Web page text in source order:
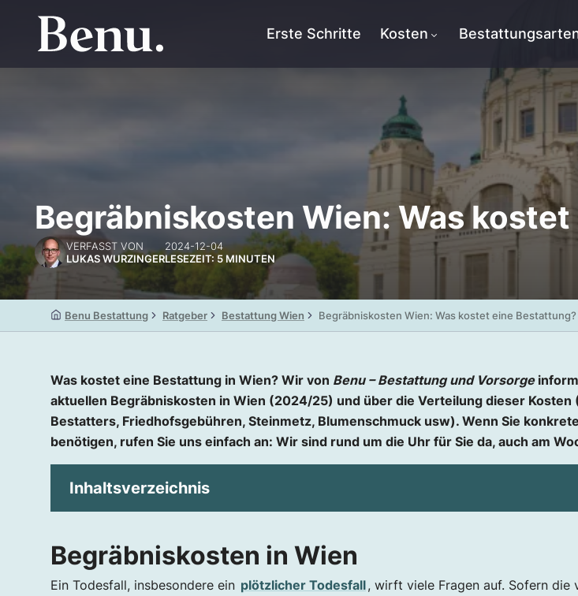
Erste Schritte Kosten
Begräbniskosten Wien: Was
VERFASST VON
LUKAS WURZINGER
2024-12-04
LESEZEIT: 5 MINUTEN
Benu Bestattung Ratgeber Bestattung Wien Begräbniskosten Wien: Was kostet eine Bestattung?
Was kostet eine Bestattung in Wien? Wir von Benu – Bestattung und Vorsorge
aktuellen Begräbniskosten in Wien (2024/25) und über die Verteilung dieser Kosten
Bestatters, Friedhofsgebühren, Steinmetz, Blumenschmuck usw). Wenn Sie
benötigen, rufen Sie uns einfach an: Wir sind rund um die Uhr für Sie da, auch am
Inhaltsverzeichnis
Was kostet in Wien ein Begräbnis?
Eigenleistungen eines Bestatters
Begräbniskosten in Wien
Ein Todesfall, insbesondere ein plötzlicher Todesfall, wirft viele Fragen auf. Sofern die